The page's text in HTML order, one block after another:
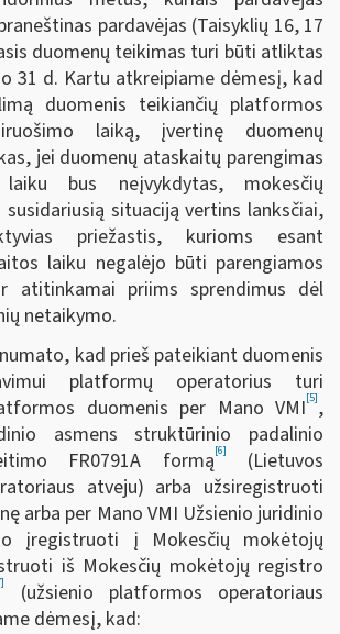
pardavėjas (Taisyklių 16, 17
duomenų teikimas turi būti atliktas
31 d. Kartu atkreipiame dėmesį, kad
duomenis teikiančių platformos
laiką, įvertinę duomenų
jei duomenų ataskaitų parengimas
bus neįvykdytas, mokesčių
situaciją vertins lanksčiai,
priežastis, kurioms esant
laiku negalėjo būti parengiamos
atitinkamai priims sprendimus dėl
netaikymo.
kad prieš pateikiant duomenis
platformų operatorius turi
duomenis per Mano VMI[5],
asmens struktūrinio padalinio
FR0791A formą[6]
(Lietuvos
atveju) arba užsiregistruoti
arba per Mano VMI Užsienio juridinio
įregistruoti į Mokesčių mokėtojų
iš Mokesčių mokėtojų registro
(užsienio platformos operatoriaus
dėmesį, kad: